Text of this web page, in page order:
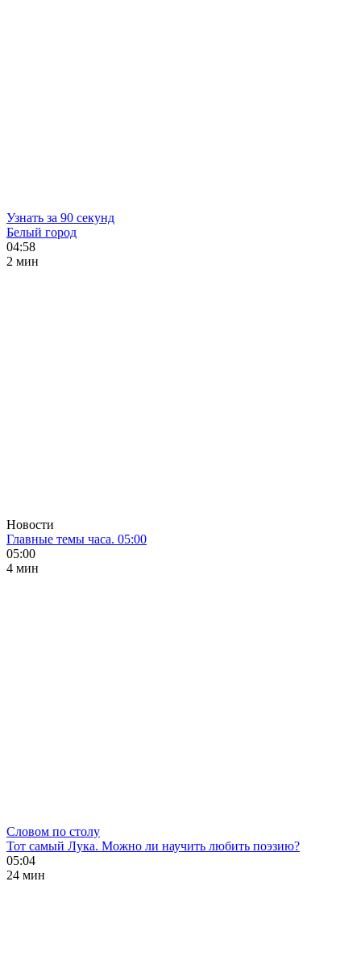
Узнать за 90 секунд
Белый город
04:58
2 мин
Новости
Главные темы часа. 05:00
05:00
4 мин
Словом по столу
Тот самый Лука. Можно ли научить любить поэзию?
05:04
24 мин